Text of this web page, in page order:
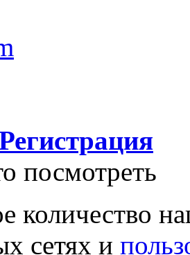
посмотреть
количество
сетях и